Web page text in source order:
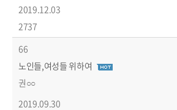
2019.12.03
2737
66
노인들,여성들 위하여
권○○
2019.09.30